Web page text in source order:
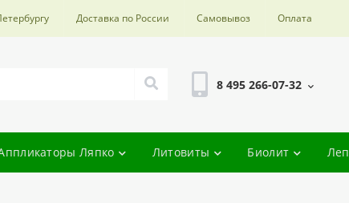
Доставка по России Самовывоз Оплата
8 495 266-07-32
Ляпко Литовиты Биолит